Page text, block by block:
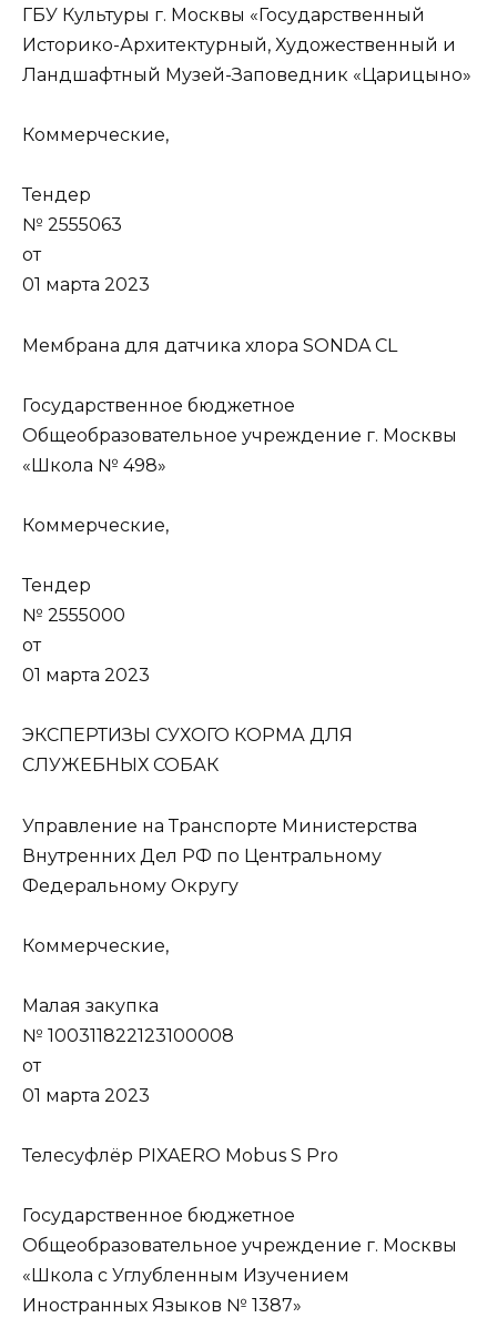
ГБУ Культуры г. Москвы «Государственный
Историко-Архитектурный, Художественный и
Ландшафтный Музей-Заповедник «Царицыно»
Коммерческие,
Тендер
№ 2555063
от
01 марта 2023
Мембрана для датчика хлора SONDA CL
Государственное бюджетное
Общеобразовательное учреждение г. Москвы
«Школа № 498»
Коммерческие,
Тендер
№ 2555000
от
01 марта 2023
ЭКСПЕРТИЗЫ СУХОГО КОРМА ДЛЯ
СЛУЖЕБНЫХ СОБАК
Управление на Транспорте Министерства
Внутренних Дел РФ по Центральному
Федеральному Округу
Коммерческие,
Малая закупка
№ 100311822123100008
от
01 марта 2023
Телесуфлёр PIXAERO Mobus S Pro
Государственное бюджетное
Общеобразовательное учреждение г. Москвы
«Школа с Углубленным Изучением
Иностранных Языков № 1387»